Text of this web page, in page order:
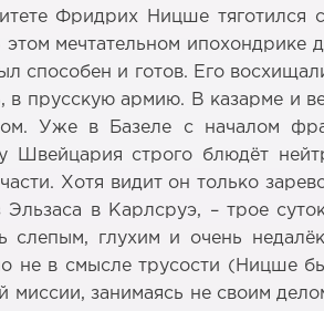
Фридрих Ницше
мечтательном ипохондрике
способен и готов. Его
в прусскую армию. В казарме и
Уже в Базеле с началом
строго блюдёт
Хотя видит он только
в Карлсруэ, – трое
глухим и очень
не в смысле трусости (Ницше
миссии, занимаясь не своим